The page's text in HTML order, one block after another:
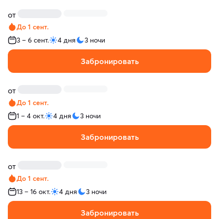
от
До 1 сент.
3 – 6 сент.
4 дня 3 ночи
Забронировать
от
До 1 сент.
1 – 4 окт.
4 дня 3 ночи
Забронировать
от
До 1 сент.
13 – 16 окт.
4 дня 3 ночи
Забронировать